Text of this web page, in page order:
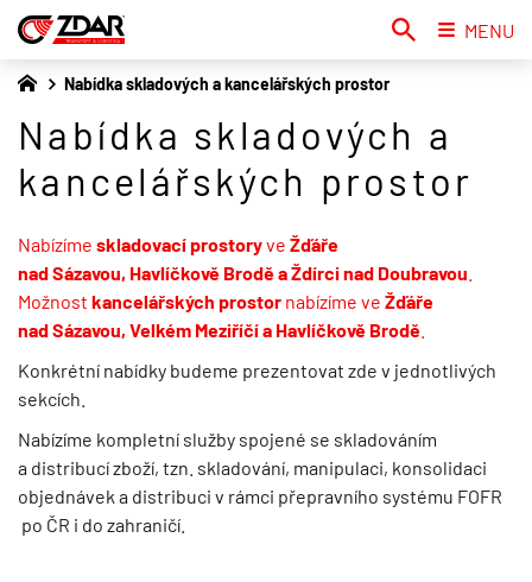
Nabídka skladových a kancelářských prostor
Nabídka skladových a
kancelářských prostor
Nabízíme skladovací prostoryve Žďáře
nad Sázavou, Havlíčkově Brodě a Ždírci nad Doubravou
Možnost kancelářských prostor nabízíme ve Žďáře
nad Sázavou, Velkém Meziříčí a Havlíčkově Brodě
Konkrétní nabídky budeme prezentovat zde v jednotlivých
sekcích.
Nabízíme kompletní služby spojené se skladováním
a distribucí zboží, tzn. skladování, manipulaci, konsolidaci
objednávek a distribuci v rámci přepravního systému FOFR
po ČR i do zahraničí.
MENU